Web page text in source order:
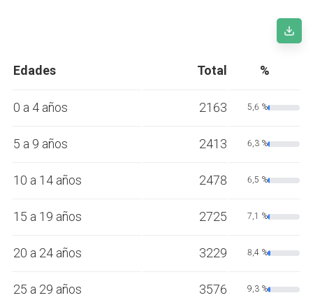
Edades Total %
0 a 4 años 2163 5,6 %
5 a 9 años 2413 6,3 %
10 a 14 años 2478 6,5 %
15 a 19 años 2725 7,1 %
20 a 24 años 3229 8,4 %
25 a 29 años 3576 9,3 %